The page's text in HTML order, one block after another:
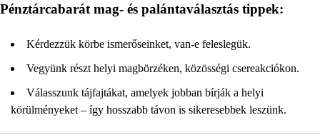
Pénztárcabarát mag- és palántaválasztás tippek:
Kérdezzük körbe ismerőseinket, van-e feleslegük.
Vegyünk részt helyi magbörzéken, közösségi csereakciókon.
Válasszunk tájfajtákat, amelyek jobban bírják a helyi
körülményeket – így hosszabb távon is sikeresebbek leszünk.